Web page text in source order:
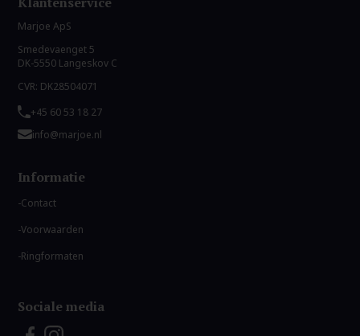
Marjoe ApS
Smedevaenget 5
DK-5550 Langeskov C
CVR: DK28504071
+45 60 53 18 27
info@marjoe.nl
Informatie
Contact
Voorwaarden
Ringformaten
Sociale media